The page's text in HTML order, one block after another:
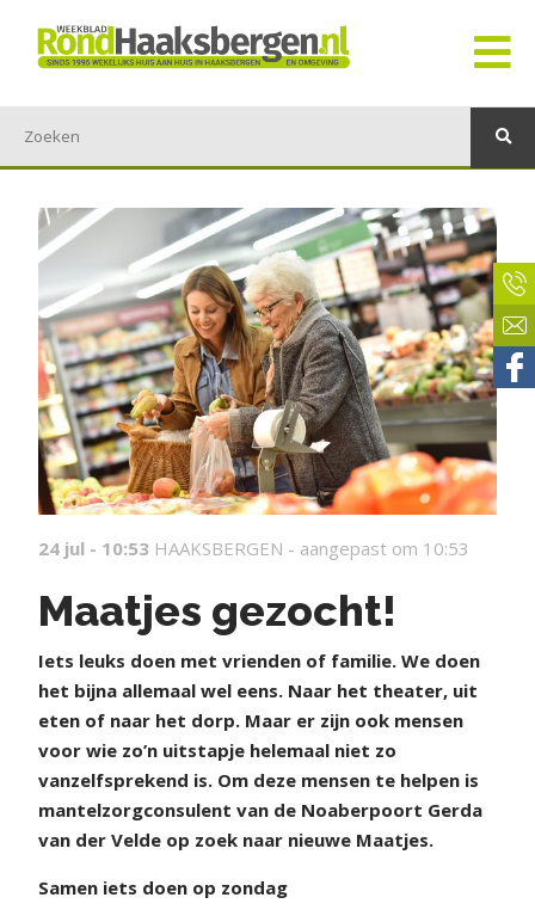
24 jul - 10:53 HAAKSBERGEN - aangepast om 10:53
Maatjes gezocht!
Iets leuks doen met vrienden of familie. We doen
het bijna allemaal wel eens. Naar het theater, uit
eten of naar het dorp. Maar er zijn ook mensen
voor wie zo’n uitstapje helemaal niet zo
vanzelfsprekend is. Om deze mensen te helpen is
mantelzorgconsulent van de Noaberpoort Gerda
van der Velde op zoek naar nieuwe Maatjes.
Samen iets doen op zondag